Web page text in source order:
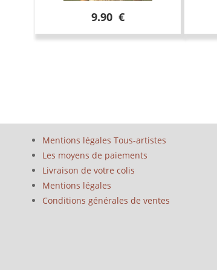
9.90 €
Mentions légales Tous-artistes
Les moyens de paiements
Livraison de votre colis
Mentions légales
Conditions générales de ventes